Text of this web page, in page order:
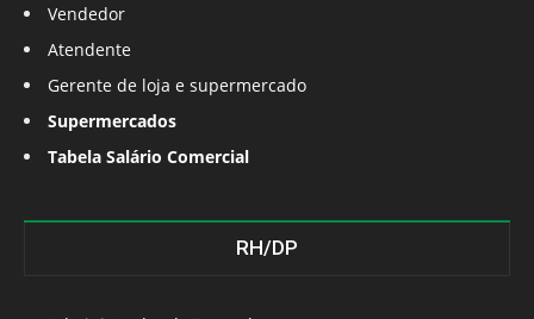
Vendedor
Atendente
Gerente de loja e supermercado
Supermercados
Tabela Salário Comercial
RH/DP